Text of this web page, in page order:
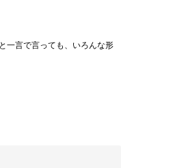
一言で言っても、いろんな形